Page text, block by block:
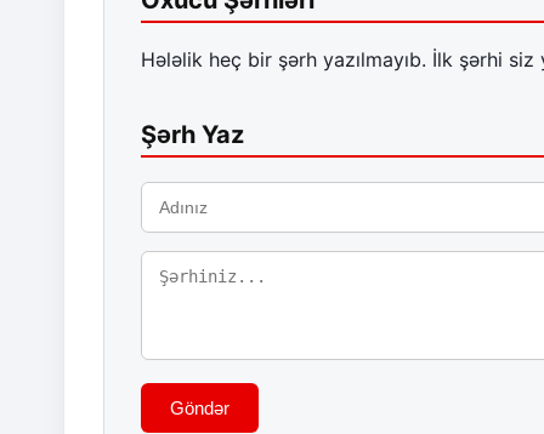
Hələlik heç bir şərh yazılmayıb. İlk şərhi siz
Şərh Yaz
Göndər